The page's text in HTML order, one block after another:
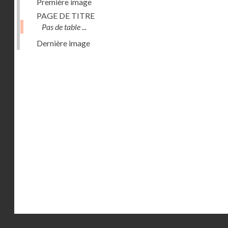
PAGE DE TITRE
Pas de table ...
Dernière image